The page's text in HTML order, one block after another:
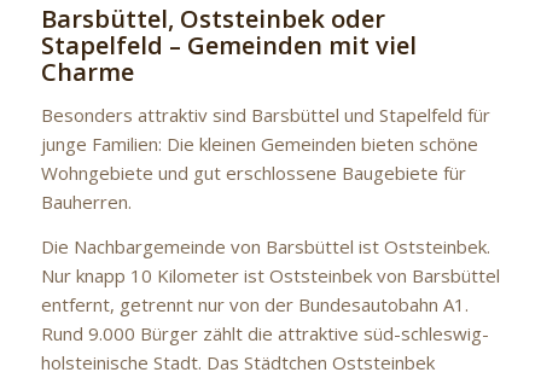
Barsbüttel, Oststeinbek oder
Stapelfeld – Gemeinden mit viel
Charme
Besonders attraktiv sind Barsbüttel und Stapelfeld für
junge Familien: Die kleinen Gemeinden bieten schöne
Wohngebiete und gut erschlossene Baugebiete für
Bauherren.
Die Nachbargemeinde von Barsbüttel ist Oststeinbek.
Nur knapp 10 Kilometer ist Oststeinbek von Barsbüttel
entfernt, getrennt nur von der Bundesautobahn A1.
Rund 9.000 Bürger zählt die attraktive süd-schleswig-
holsteinische Stadt. Das Städtchen Oststeinbek